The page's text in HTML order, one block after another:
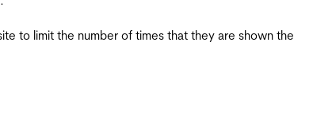
to limit the number of times that they are shown the